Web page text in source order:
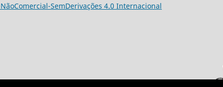
SemDerivações 4.0 Internacional